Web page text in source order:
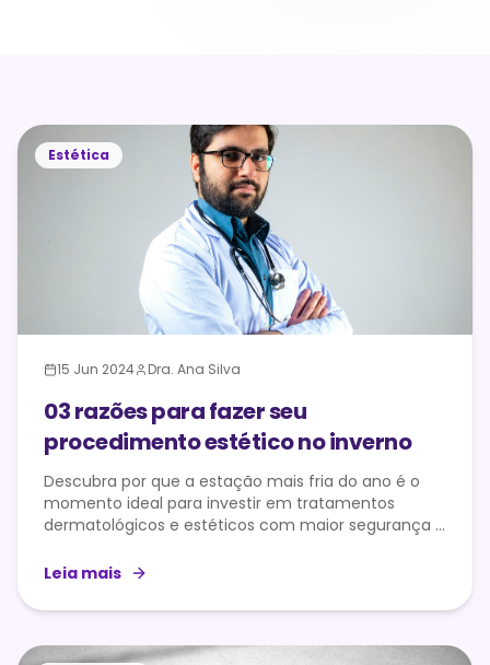
Estética
15 Jun 2024 Dra. Ana Silva
03 razões para fazer seu
procedimento estético no inverno
Descubra por que a estação mais fria do ano é o
momento ideal para investir em tratamentos
dermatológicos e estéticos com maior segurança e
Leia mais